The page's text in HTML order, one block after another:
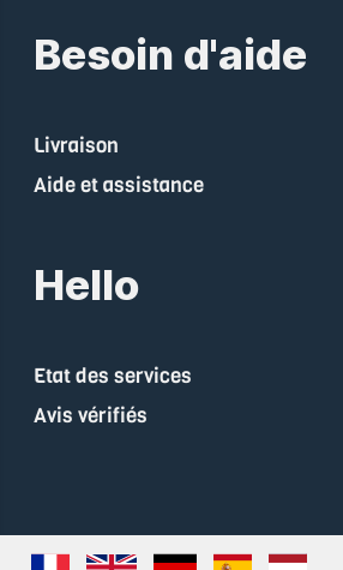
Besoin d'aide
Livraison
Aide et assistance
Hello
Etat des services
Avis vérifiés